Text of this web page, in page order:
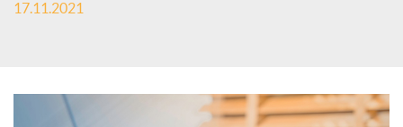
o
17.11.2021